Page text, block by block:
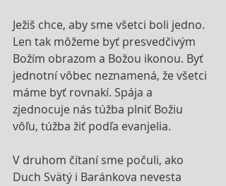
Ježiš chce, aby sme všetci boli jedno.
Len tak môžeme byť presvedčivým
Božím obrazom a Božou ikonou. Byť
jednotní vôbec neznamená, že všetci
máme byť rovnakí. Spája a
zjednocuje nás túžba plniť Božiu
vôľu, túžba žiť podľa evanjelia.
V druhom čítaní sme počuli, ako
Duch Svätý i Baránkova nevesta